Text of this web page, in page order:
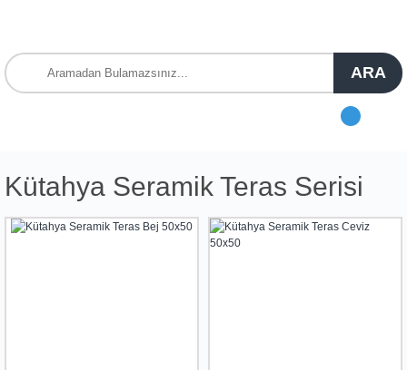
ARA
Kütahya Seramik Teras Serisi